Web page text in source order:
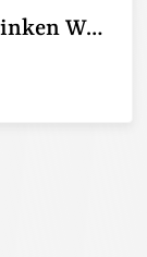
Pendeln lohnt sich: So stark sinken Wohnungspreise im Umland